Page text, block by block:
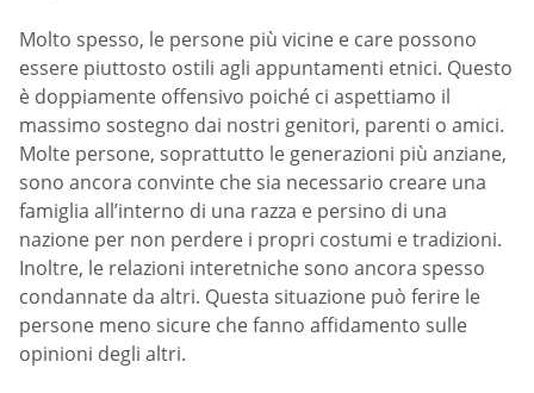
Molto spesso, le persone più vicine e care possono
essere piuttosto ostili agli appuntamenti etnici. Questo
è doppiamente offensivo poiché ci aspettiamo il
massimo sostegno dai nostri genitori, parenti o amici.
Molte persone, soprattutto le generazioni più anziane,
sono ancora convinte che sia necessario creare una
famiglia all’interno di una razza e persino di una
nazione per non perdere i propri costumi e tradizioni.
Inoltre, le relazioni interetniche sono ancora spesso
condannate da altri. Questa situazione può ferire le
persone meno sicure che fanno affidamento sulle
opinioni degli altri.